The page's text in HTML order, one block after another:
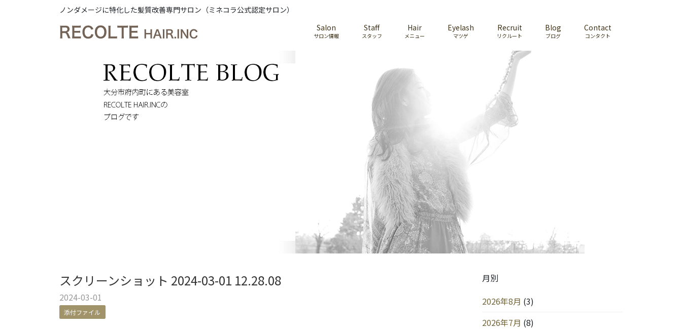
ノンダメージに特化した髪質改善専門サロン（ミネコラ公式認定サロン）
Salon
サロン情報
Staff
スタッフ
Hair
メニュー
Eyelash
マツゲ
Recruit
リクルート
Blog
ブログ
Contact
コンタクト
スクリーンショット 2024-03-01 12.28.08
2024-03-01
添付ファイル
月別
2026年8月 (3)
2026年7月 (8)